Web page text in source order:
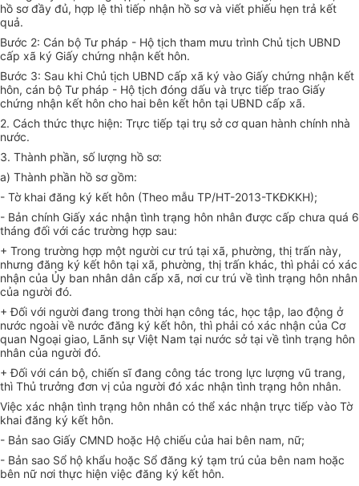
hồ sơ đầy đủ, hợp lệ thì tiếp nhận hồ sơ và viết phiếu hẹn trả kết
quả.
Bước 2: Cán bộ Tư pháp - Hộ tịch tham mưu trình Chủ tịch UBND
cấp xã ký Giấy chứng nhận kết hôn.
Bước 3: Sau khi Chủ tịch UBND cấp xã ký vào Giấy chứng nhận kết
hôn, cán bộ Tư pháp - Hộ tịch đóng dấu và trực tiếp trao Giấy
chứng nhận kết hôn cho hai bên kết hôn tại UBND cấp xã.
2. Cách thức thực hiện: Trực tiếp tại trụ sở cơ quan hành chính nhà
nước.
3. Thành phần, số lượng hồ sơ:
a) Thành phần hồ sơ gồm:
- Tờ khai đăng ký kết hôn (Theo mẫu TP/HT-2013-TKĐKKH);
- Bản chính Giấy xác nhận tình trạng hôn nhân được cấp chưa quá 6
tháng đối với các trường hợp sau:
+ Trong trường hợp một người cư trú tại xã, phường, thị trấn này,
nhưng đăng ký kết hôn tại xã, phường, thị trấn khác, thì phải có xác
nhận của Ủy ban nhân dân cấp xã, nơi cư trú về tình trạng hôn nhân
của người đó.
+ Đối với người đang trong thời hạn công tác, học tập, lao động ở
nước ngoài về nước đăng ký kết hôn, thì phải có xác nhận của Cơ
quan Ngoại giao, Lãnh sự Việt Nam tại nước sở tại về tình trạng hôn
nhân của người đó.
+ Đối với cán bộ, chiến sĩ đang công tác trong lực lượng vũ trang,
thì Thủ trưởng đơn vị của người đó xác nhận tình trạng hôn nhân.
Việc xác nhận tình trạng hôn nhân có thể xác nhận trực tiếp vào Tờ
khai đăng ký kết hôn.
- Bản sao Giấy CMND hoặc Hộ chiếu của hai bên nam, nữ;
- Bản sao Sổ hộ khẩu hoặc Sổ đăng ký tạm trú của bên nam hoặc
bên nữ nơi thực hiện việc đăng ký kết hôn.